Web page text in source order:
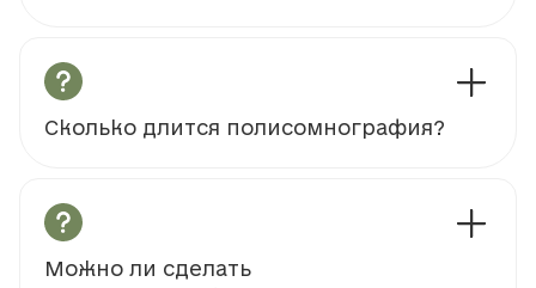
Сколько длится полисомнография?
Можно ли сделать